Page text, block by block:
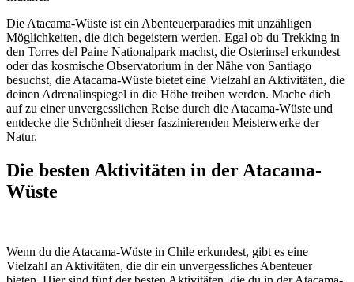
Die Atacama-Wüste ist ein Abenteuerparadies mit unzähligen
Möglichkeiten, die dich begeistern werden. Egal ob du Trekking in
den Torres del Paine Nationalpark machst, die Osterinsel erkundest
oder das kosmische Observatorium in der Nähe von Santiago
besuchst, die Atacama-Wüste bietet eine Vielzahl an Aktivitäten, die
deinen Adrenalinspiegel in die Höhe treiben werden. Mache dich
auf zu einer unvergesslichen Reise durch die Atacama-Wüste und
entdecke die Schönheit dieser faszinierenden Meisterwerke der
Natur.
Die besten Aktivitäten in der Atacama-
Wüste
Wenn du die Atacama-Wüste in Chile erkundest, gibt es eine
Vielzahl an Aktivitäten, die dir ein unvergessliches Abenteuer